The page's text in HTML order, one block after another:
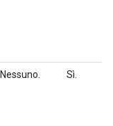
Nessuno. Sì.